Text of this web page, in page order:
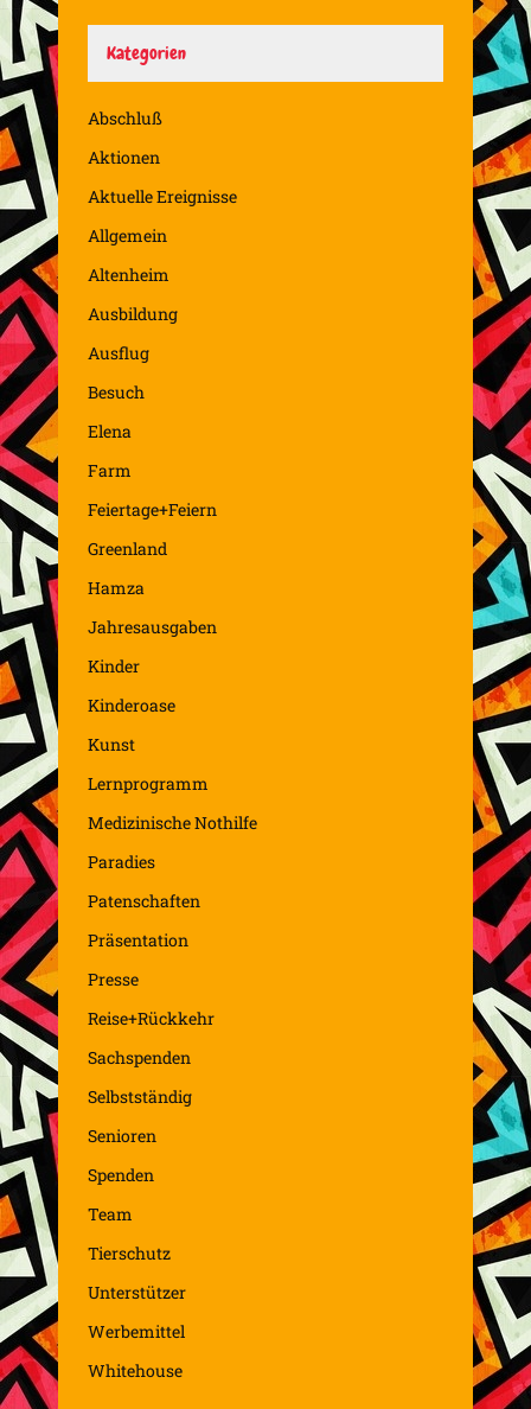
Kategorien
Abschluß
Aktionen
Aktuelle Ereignisse
Allgemein
Altenheim
Ausbildung
Ausflug
Besuch
Elena
Farm
Feiertage+Feiern
Greenland
Hamza
Jahresausgaben
Kinder
Kinderoase
Kunst
Lernprogramm
Medizinische Nothilfe
Paradies
Patenschaften
Präsentation
Presse
Reise+Rückkehr
Sachspenden
Selbstständig
Senioren
Spenden
Team
Tierschutz
Unterstützer
Werbemittel
Whitehouse